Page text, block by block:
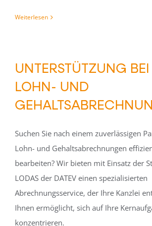
Weiterlesen
UNTERSTÜTZUNG
LOHN- UND
Suchen Sie nach einem zuverlässigen
Lohn- und Gehaltsabrechnungen
bearbeiten? Wir bieten mit Einsatz der
LODAS der DATEV einen spezialisierten
Abrechnungsservice, der Ihre Kanzlei
Ihnen ermöglicht, sich auf Ihre
konzentrieren.